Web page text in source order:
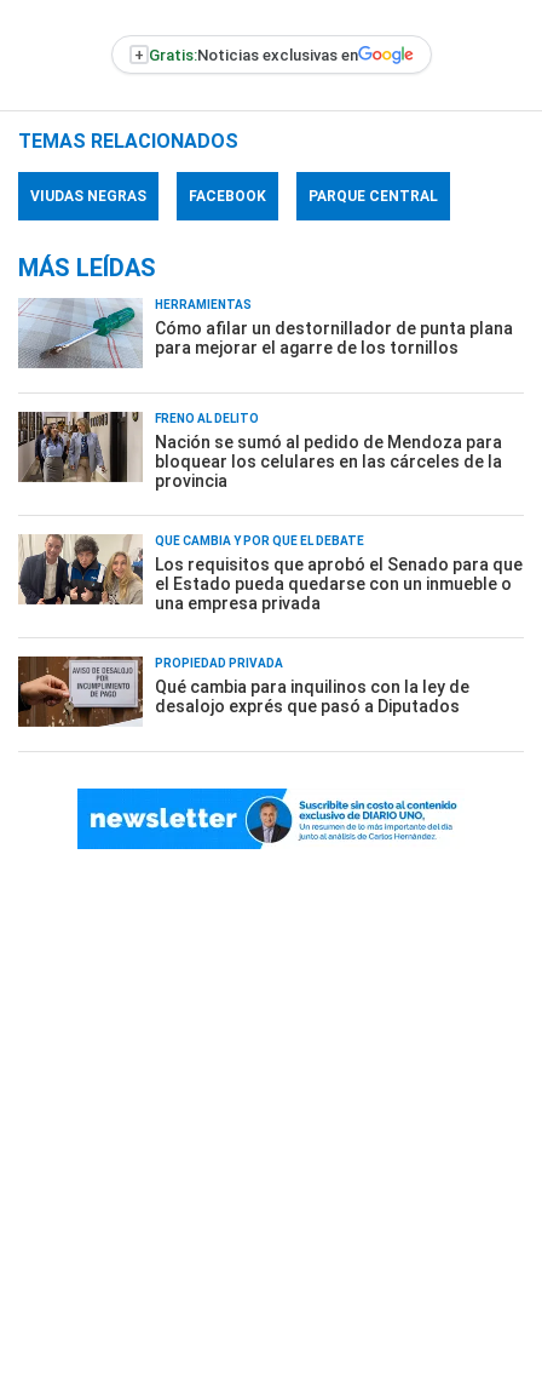
+ Gratis:Noticias exclusivas en
TEMAS RELACIONADOS
VIUDAS NEGRAS FACEBOOK PARQUE CENTRAL
MÁS LEÍDAS
HERRAMIENTAS
Cómo afilar un destornillador de punta plana
para mejorar el agarre de los tornillos
FRENO AL DELITO
Nación se sumó al pedido de Mendoza para
bloquear los celulares en las cárceles de la
provincia
QUÉ CAMBIA Y POR QUÉ EL DEBATE
Los requisitos que aprobó el Senado para que
el Estado pueda quedarse con un inmueble o
una empresa privada
PROPIEDAD PRIVADA
Qué cambia para inquilinos con la ley de
desalojo exprés que pasó a Diputados